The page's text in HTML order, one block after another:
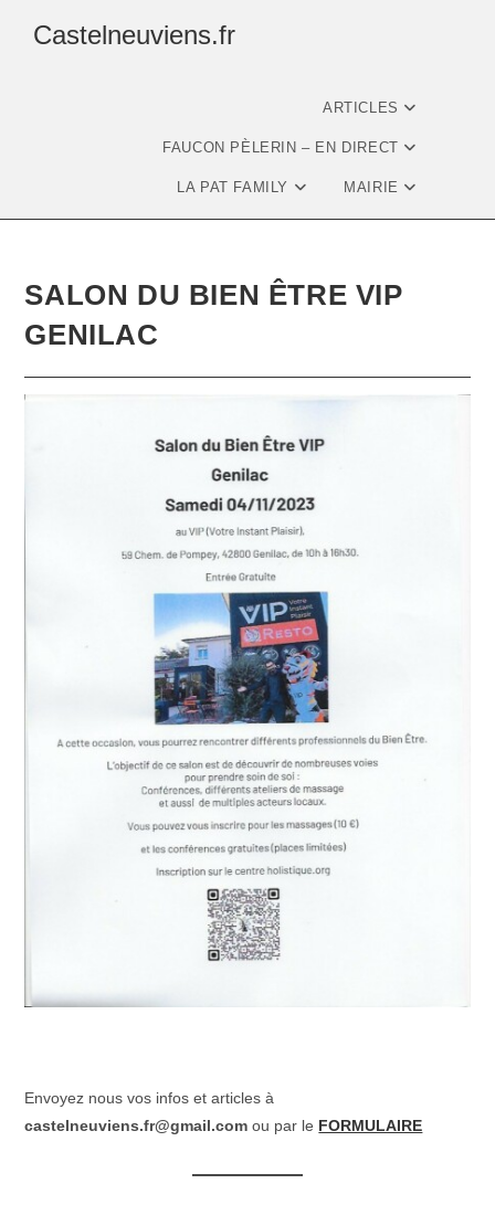
Castelneuviens.fr
ARTICLES
FAUCON PÈLERIN – EN DIRECT
LA PAT FAMILY MAIRIE
SALON DU BIEN ÊTRE VIP
GENILAC
Envoyez nous vos infos et articles à
castelneuviens.fr@gmail.com ou par le FORMULAIRE